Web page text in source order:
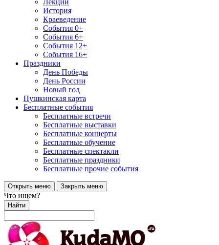
Лекции
История
Краеведение
События 0+
События 6+
События 12+
События 16+
Праздники
День Победы
День России
Новый год
Пушкинская карта
Бесплатные события
Бесплатные встречи
Бесплатные выставки
Бесплатные концерты
Бесплатные обучение
Бесплатные спектакли
Бесплатные праздники
Бесплатные прочие события
Открыть меню Закрыть меню
Что ищем?
Найти